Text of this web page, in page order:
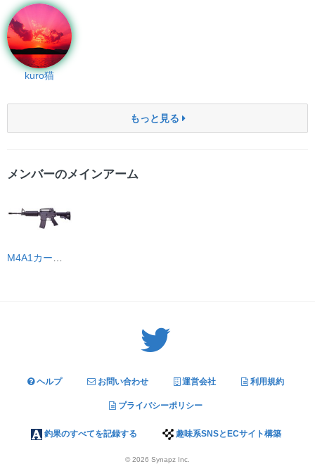
kuro猫
もっと見る
メンバーのメインアーム
ヘルプ お問い合わせ 運営会社 利用規約
プライバシーポリシー
釣果のすべてを記録する 趣味系SNSとECサイト構築
© 2026 Synapz Inc.